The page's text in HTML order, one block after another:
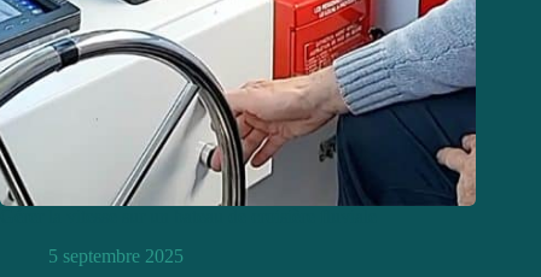
5 septembre 2025